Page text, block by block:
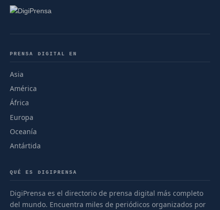
PRENSA DIGITAL EN
Asia
América
África
Europa
Oceanía
Antártida
QUÉ ES DIGIPRENSA
DigiPrensa es el directorio de prensa digital más completo
del mundo. Encuentra miles de periódicos organizados por